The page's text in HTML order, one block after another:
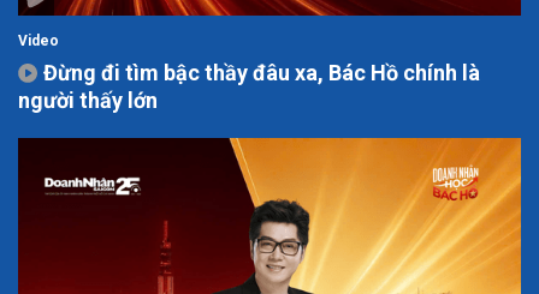
Video
Đừng đi tìm bậc thầy đâu xa, Bác Hồ chính là
người thấy lớn